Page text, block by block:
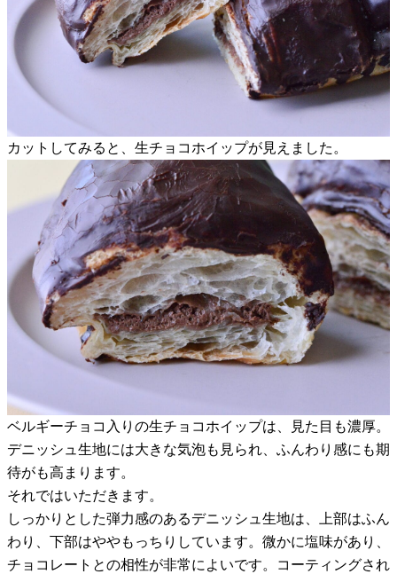
カットしてみると、生チョコホイップが見えました。
ベルギーチョコ入りの生チョコホイップは、見た目も濃厚。
デニッシュ生地には大きな気泡も見られ、ふんわり感にも期
待がも高まります。
それではいただきます。
しっかりとした弾力感のあるデニッシュ生地は、上部はふん
わり、下部はややもっちりしています。微かに塩味があり、
チョコレートとの相性が非常によいです。コーティングされ